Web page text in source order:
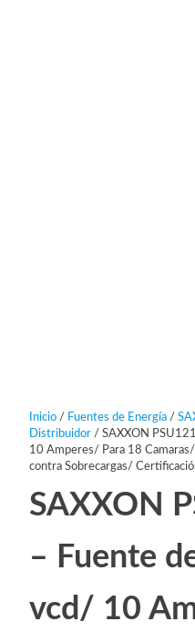
Inicio/ Fuentes de Energía/
Distribuidor/ SAXXON
10 Amperes/ Para 18
contra Sobrecargas/
SAXXON
– Fuente
vcd/ 10